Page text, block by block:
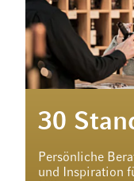
30
Persönliche
und Inspiration